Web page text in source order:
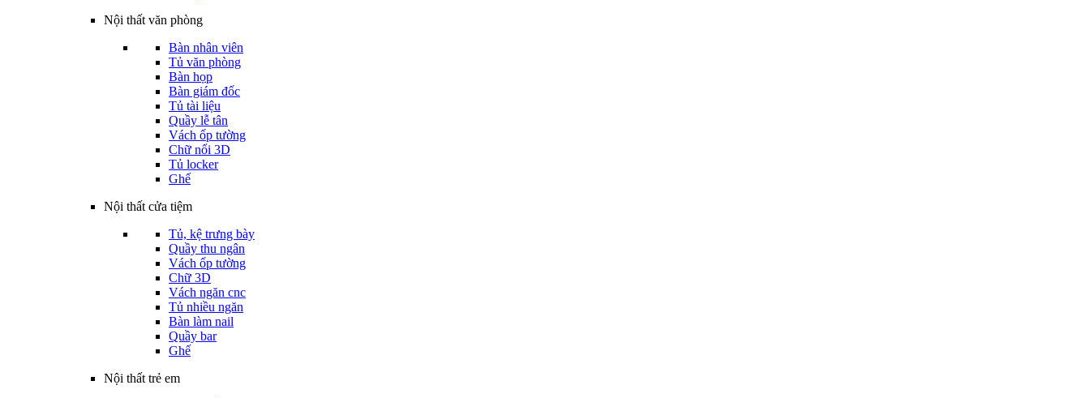
Nội thất văn phòng
Bàn nhân viên
Tủ văn phòng
Bàn họp
Bàn giám đốc
Tủ tài liệu
Quầy lễ tân
Vách ốp tường
Chữ nổi 3D
Tủ locker
Ghế
Nội thất cửa tiệm
Tủ, kệ trưng bày
Quầy thu ngân
Vách ốp tường
Chữ 3D
Vách ngăn cnc
Tủ nhiều ngăn
Bàn làm nail
Quầy bar
Ghế
Nội thất trẻ em